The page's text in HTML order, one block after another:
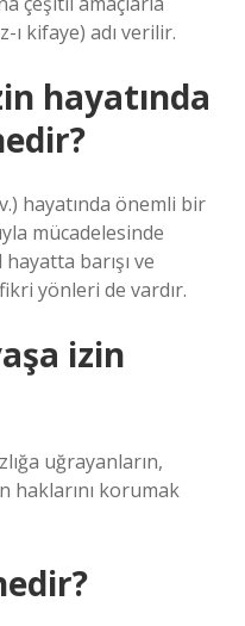
kifaye) adı verilir.
hayatında
hayatında önemli bir
mücadelesinde
barışı ve
yönleri de vardır.
izin
uğrayanların,
haklarını korumak